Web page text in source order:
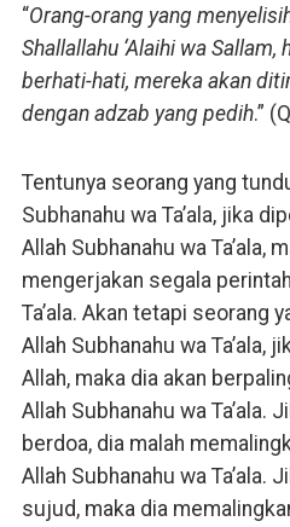
“Orang-orang yang
Shallallahu ‘Alaihi wa Sallam,
berhati-hati, mereka akan
dengan adzab yang pedih.”
Tentunya seorang yang
Subhanahu wa Ta’ala, jika
Allah Subhanahu wa Ta’ala,
mengerjakan segala
Ta’ala. Akan tetapi seorang
Allah Subhanahu wa Ta’ala,
Allah, maka dia akan
Allah Subhanahu wa Ta’ala.
berdoa, dia malah
Allah Subhanahu wa Ta’ala.
sujud, maka dia